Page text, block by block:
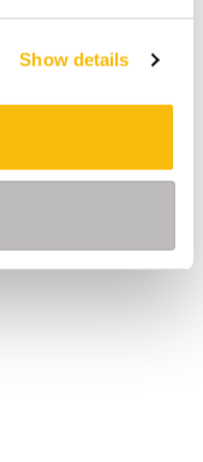
Show details